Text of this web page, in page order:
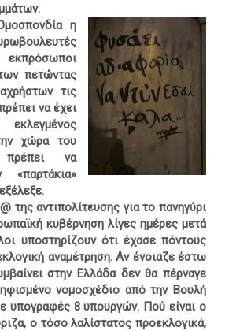
η
πετώντας
τις
να έχει
χώρα του
να
«παρτάκια»
της αντιπολίτευσης για το πανηγύρι
κυβέρνηση λίγες ημέρες μετά
υποστηρίζουν ότι έχασε πόντους
αναμέτρηση. Αν ένοιαζε έστω
στην Ελλάδα δεν θα πέρναγε
νομοσχέδιο από την Βουλή
υπογραφές 8 υπουργών. Πού είναι ο
ο τόσο λαλίστατος προεκλογικά,